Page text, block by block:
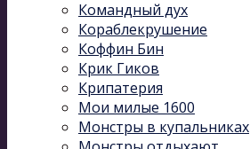
Командный дух
Кораблекрушение
Коффин Бин
Крик Гиков
Крипатерия
Мои милые 1600
Монстры в купальниках